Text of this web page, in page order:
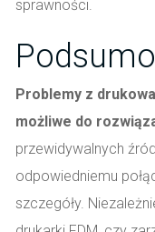
sprawności.
Problemy z
możliwe do
przewidywalnych
odpowiedniemu
szczegóły.